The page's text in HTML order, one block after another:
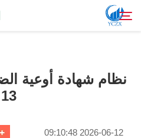
المنتج
13
2026-06-12 09:10:48